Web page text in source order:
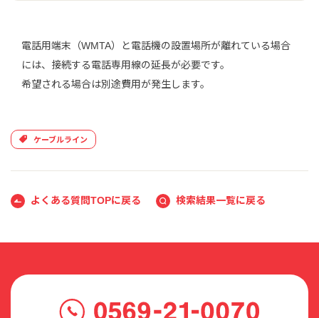
電話用端末（WMTA）と電話機の設置場所が離れている場合
には、接続する電話専用線の延長が必要です。
希望される場合は別途費用が発生します。
ケーブルライン
よくある質問TOPに戻る 検索結果一覧に戻る